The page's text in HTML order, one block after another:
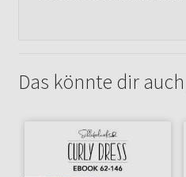
Das könnte dir